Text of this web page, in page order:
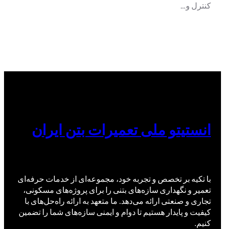
کنترل و…
انستیتو ملی تعمیرات بتن ایران
با تکیه بر تخصص و تجربه خود، مجموعه‌ای از خدمات حرفه‌ای
تعمیر و نگهداری سازه‌های بتنی را برای پروژه‌های مسکونی،
تجاری و صنعتی ارائه می‌دهد. ما متعهد به ارائه راه‌حل‌های با
کیفیت و پایدار هستیم تا دوام و ایمنی سازه‌های شما را تضمین
کنیم.